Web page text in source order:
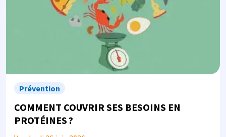
Prévention
COMMENT COUVRIR SES BESOINS EN
PROTÉINES ?